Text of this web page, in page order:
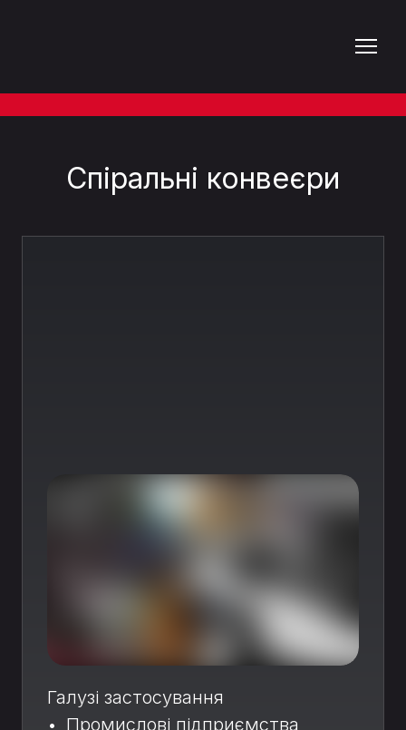
Спіральні конвеєри
Галузі застосування
• Промислові підприємства